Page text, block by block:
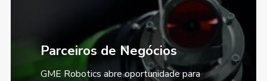
Parceiros de Negócios
GME Robotics abre oportunidade para